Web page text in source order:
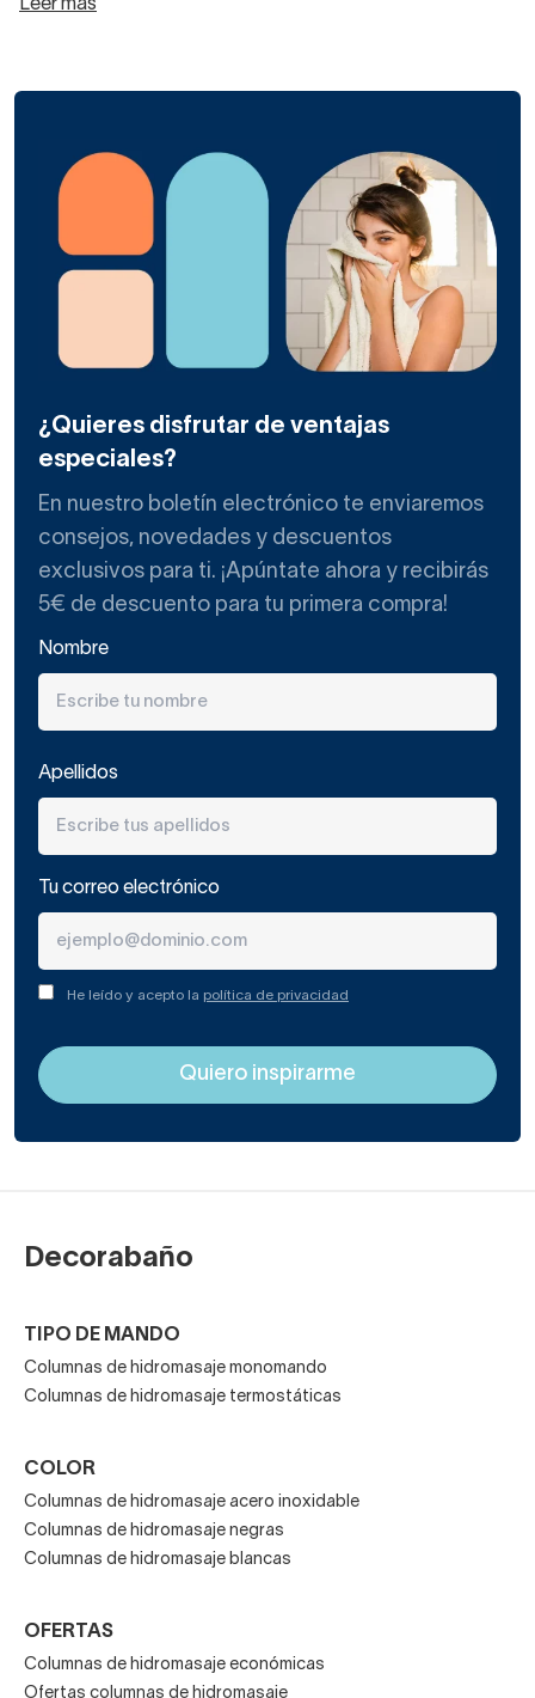
Leer más
¿Quieres disfrutar de ventajas
especiales?
En nuestro boletín electrónico te enviaremos
consejos, novedades y descuentos
exclusivos para ti. ¡Apúntate ahora y recibirás
5€ de descuento para tu primera compra!
Nombre
Apellidos
Tu correo electrónico
He leído y acepto la política de privacidad
Decorabaño
TIPO DE MANDO
Columnas de hidromasaje monomando
Columnas de hidromasaje termostáticas
COLOR
Columnas de hidromasaje acero inoxidable
Columnas de hidromasaje negras
Columnas de hidromasaje blancas
OFERTAS
Columnas de hidromasaje económicas
Ofertas columnas de hidromasaje